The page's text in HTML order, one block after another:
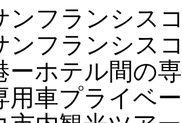
ンフランシス
ンフランシス
ーホテル間の
用車プライベ